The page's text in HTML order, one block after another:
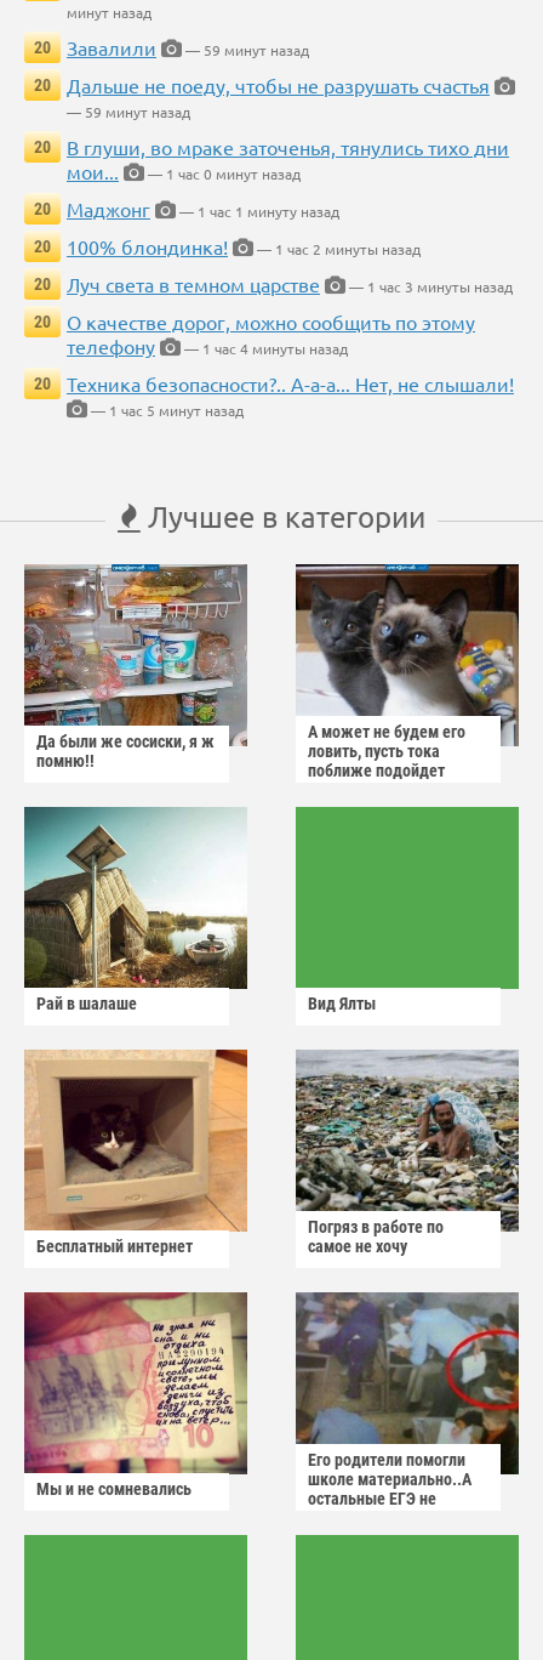
минут назад
20
Завалили
— 59 минут назад
20
Дальше не поеду, чтобы не разрушать счастья
— 59 минут назад
20
В глуши, во мраке заточенья, тянулись тихо дни
мои...
— 1 час 0 минут назад
20
Маджонг
— 1 час 1 минуту назад
20
100% блондинка!
— 1 час 2 минуты назад
20
Луч света в темном царстве
— 1 час 3 минуты назад
20
О качестве дорог, можно сообщить по этому
телефону
— 1 час 4 минуты назад
20
Техника безопасности?.. А-а-а... Нет, не слышали!
— 1 час 5 минут назад
Лучшее в категории
Да были же сосиски, я ж
помню!!
А может не будем его
ловить, пусть тока
поближе подойдет
Рай в шалаше Вид Ялты
Бесплатный интернет
Погряз в работе по
самое не хочу
Мы и не сомневались
Его родители помогли
школе материально..А
остальные ЕГЭ не